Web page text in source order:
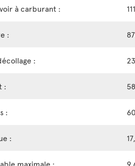
à carburant :
:
:
:
:
:
maximale : 9